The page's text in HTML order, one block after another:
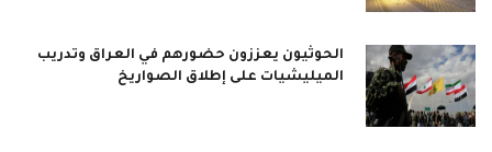
الحوثيون يعززون حضورهم في العراق وتدريب
الميليشيات على إطلاق الصواريخ